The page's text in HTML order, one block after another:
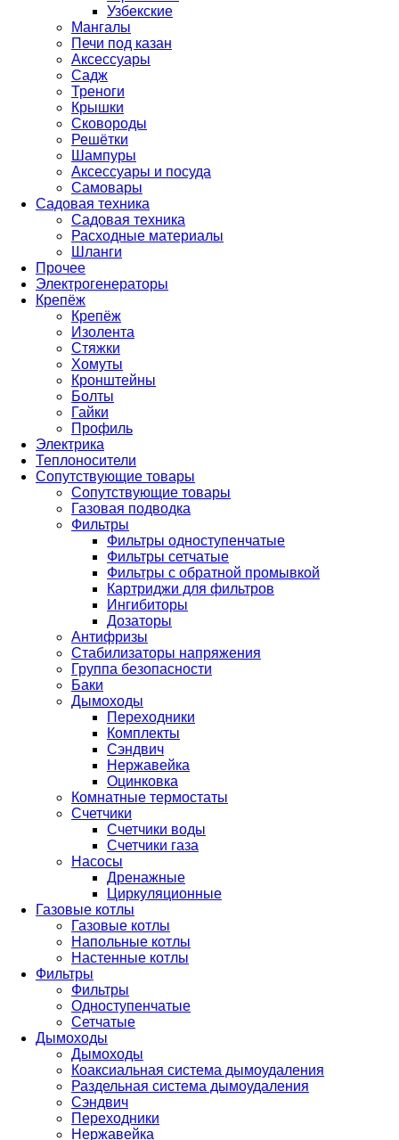
Узбекские
Мангалы
Печи под казан
Аксессуары
Садж
Треноги
Крышки
Сковороды
Решётки
Шампуры
Аксессуары и посуда
Самовары
Садовая техника
Садовая техника
Расходные материалы
Шланги
Прочее
Электрогенераторы
Крепёж
Крепёж
Изолента
Стяжки
Хомуты
Кронштейны
Болты
Гайки
Профиль
Электрика
Теплоносители
Сопутствующие товары
Сопутствующие товары
Газовая подводка
Фильтры
Фильтры одноступенчатые
Фильтры сетчатые
Фильтры с обратной промывкой
Картриджи для фильтров
Ингибиторы
Дозаторы
Антифризы
Стабилизаторы напряжения
Группа безопасности
Баки
Дымоходы
Переходники
Комплекты
Сэндвич
Нержавейка
Оцинковка
Комнатные термостаты
Счетчики
Счетчики воды
Счетчики газа
Насосы
Дренажные
Циркуляционные
Газовые котлы
Газовые котлы
Напольные котлы
Настенные котлы
Фильтры
Фильтры
Одноступенчатые
Сетчатые
Дымоходы
Дымоходы
Коаксиальная система дымоудаления
Раздельная система дымоудаления
Сэндвич
Переходники
Нержавейка